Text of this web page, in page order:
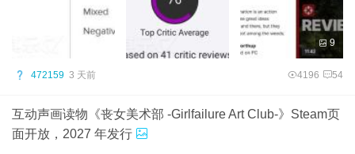
9
472159 3 天前 4196 54
互动声画读物《丧女美术部 -Girlfailure Art Club-》Steam页
面开放，2027 年发行